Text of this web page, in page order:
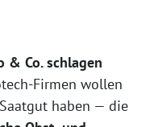
& Co. schlagen
Firmen wollen
haben — die